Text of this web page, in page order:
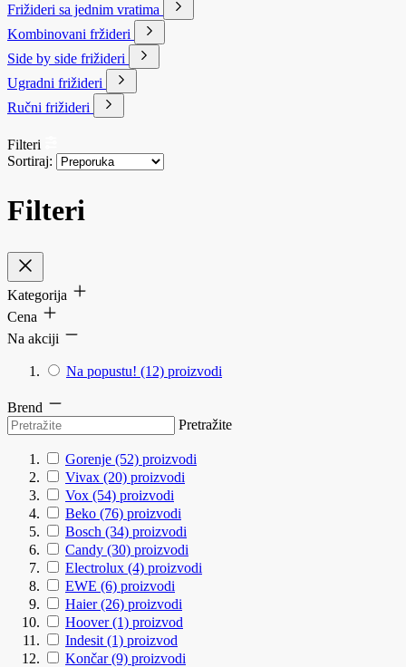
Frižideri sa jednim vratima
Kombinovani fržideri
Side by side frižideri
Ugradni frižideri
Ručni frižideri
Filteri
Sortiraj:
Filteri
Kategorija
Cena
Na akciji
Na popustu! (12) proizvodi
Brend
Pretražite
Gorenje (52) proizvodi
Vivax (20) proizvodi
Vox (54) proizvodi
Beko (76) proizvodi
Bosch (34) proizvodi
Candy (30) proizvodi
Electrolux (4) proizvodi
EWE (6) proizvodi
Haier (26) proizvodi
Hoover (1) proizvod
Indesit (1) proizvod
Končar (9) proizvodi